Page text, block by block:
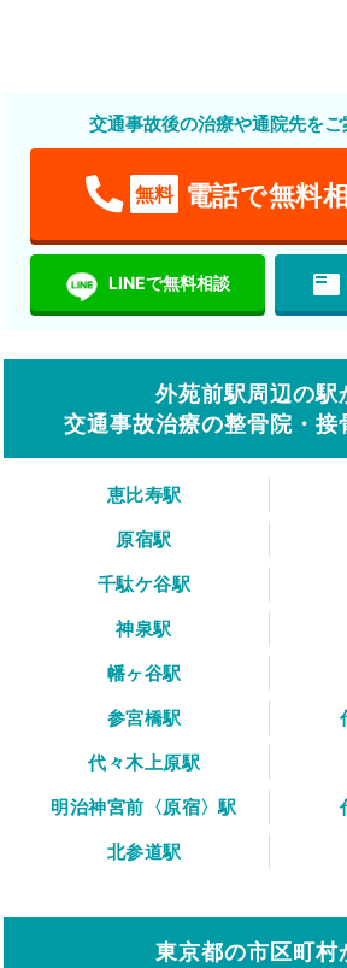
交通事故後の治療や通院先をご
無料 電話で無料
LINEで無料相談 featured_play_list
外苑前駅周辺の駅
交通事故治療の整骨院・接
恵比寿駅
原宿駅
千駄ケ谷駅
神泉駅
幡ヶ谷駅
参宮橋駅
代々木上原駅
明治神宮前〈原宿〉駅
北参道駅
東京都の市区町村